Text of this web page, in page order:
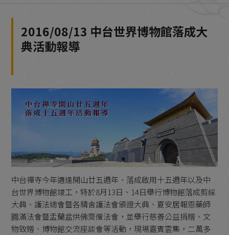
2016/08/13 中台世界博物館落成大
典活動報導
中台禪寺今年適逢開山廿五週年、落成啟用十五週年以及中
台世界博物館竣工，特於8月13日、14日舉行博物館落成剪綵
大典、護法總會暨各精舍護法會頒證大典、夏安居報恩藥師
圓滿法會暨盂蘭盆供佛齋僧法會，並舉行慈善公益捐贈、文
物致贈、博物館交流座談會等活動，現場嘉賓雲集，二萬多